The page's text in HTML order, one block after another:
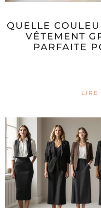
QUELLE
VÊTEMENT
PARFAITE
LIRE